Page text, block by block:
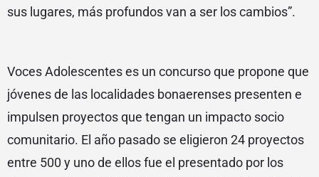
sus lugares, más profundos van a ser los cambios”.
Voces Adolescentes es un concurso que propone que
jóvenes de las localidades bonaerenses presenten e
impulsen proyectos que tengan un impacto socio
comunitario. El año pasado se eligieron 24 proyectos
entre 500 y uno de ellos fue el presentado por los